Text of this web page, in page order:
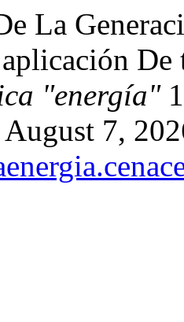
La
De
"energía"
August 7,